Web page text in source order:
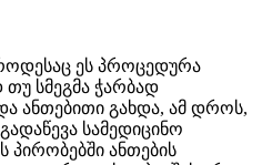
ეს პროცედურა
სმეგმა ჭარბად
ანთებითი გახდა, ამ დროს,
სამედიცინო
პირობებში ანთების